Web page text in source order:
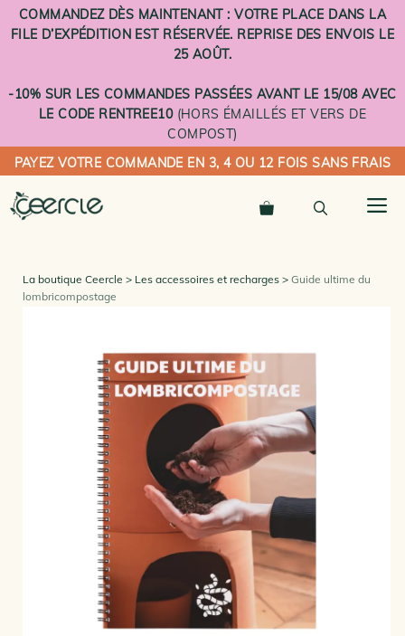
Aller
au
COMMANDEZ DÈS MAINTENANT : VOTRE PLACE DANS LA
FILE D’EXPÉDITION EST RÉSERVÉE. REPRISE DES ENVOIS LE
25 AOÛT.
-10% SUR LES COMMANDES PASSÉES AVANT LE 15/08 AVEC
LE CODE RENTREE10(HORS ÉMAILLÉS ET VERS DE
COMPOST)
PAYEZ VOTRE COMMANDE EN 3, 4 OU 12 FOIS SANS FRAIS
La boutique Ceercle Les accessoires et recharges
Guide ultime du
lombricompostage